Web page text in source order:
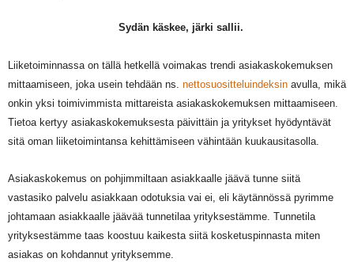
Sydän käskee, järki sallii.
Liiketoiminnassa on tällä hetkellä voimakas trendi asiakaskokemuksen
mittaamiseen, joka usein tehdään ns. nettosuositteluindeksin avulla, mikä
onkin yksi toimivimmista mittareista asiakaskokemuksen mittaamiseen.
Tietoa kertyy asiakaskokemuksesta päivittäin ja yritykset hyödyntävät
sitä oman liiketoimintansa kehittämiseen vähintään kuukausitasolla.
Asiakaskokemus on pohjimmiltaan asiakkaalle jäävä tunne siitä
vastasiko palvelu asiakkaan odotuksia vai ei, eli käytännössä pyrimme
johtamaan asiakkaalle jäävää tunnetilaa yrityksestämme. Tunnetila
yrityksestämme taas koostuu kaikesta siitä kosketuspinnasta miten
asiakas on kohdannut yrityksemme.